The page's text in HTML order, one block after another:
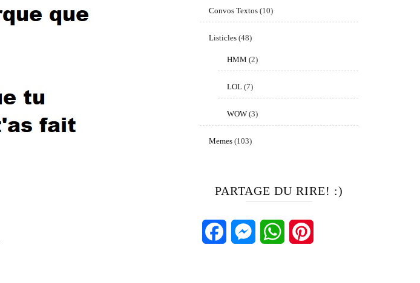
Convos Textos(10)
Listicles(48)
HMM (2)
LOL(7)
WOW(3)
Memes(103)
PARTAGE DU RIRE! :)